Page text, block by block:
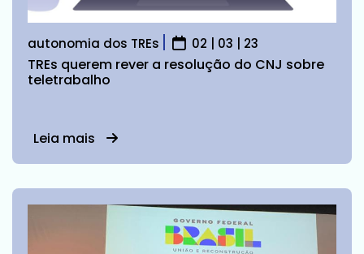
autonomia dos TREs 02 | 03 | 23
TREs querem rever a resolução do CNJ sobre
teletrabalho
Leia mais